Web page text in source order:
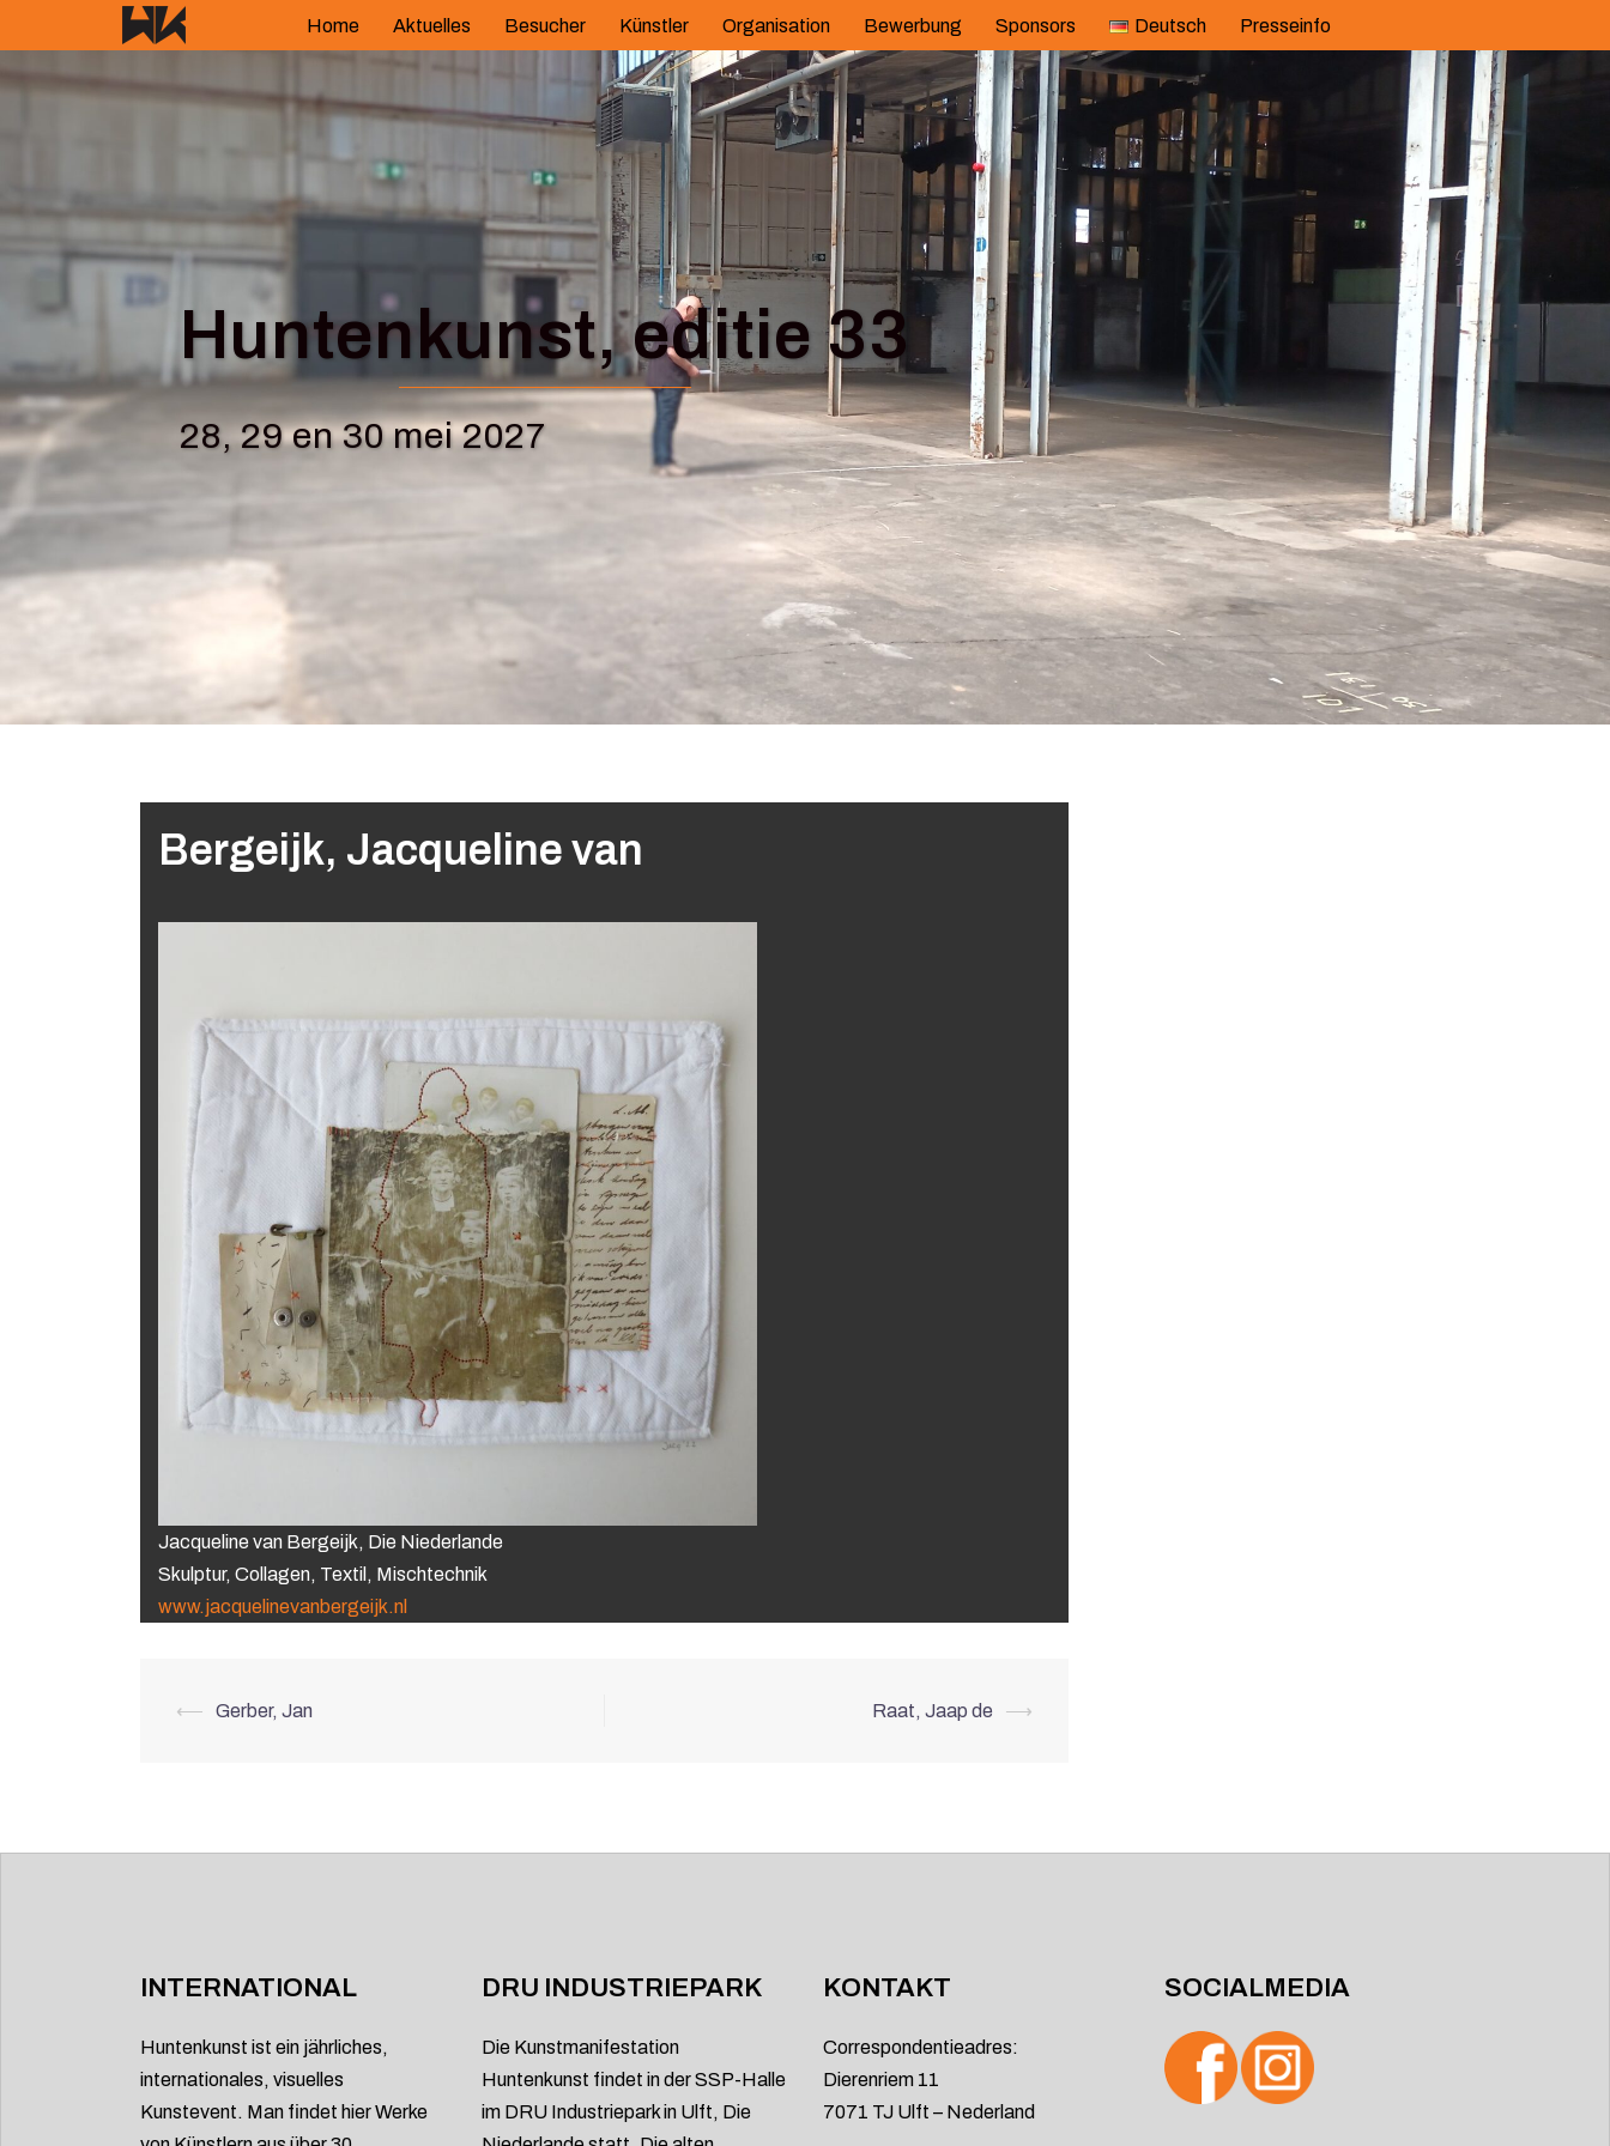
zum
Home Aktuelles Besucher Künstler Organisation Bewerbung Sponsors Deutsch Presseinfo
Huntenkunst, editie 33
28, 29 en 30 mei 2027
Bergeijk, Jacqueline van
Jacqueline van Bergeijk, Die Niederlande
Skulptur, Collagen, Textil, Mischtechnik
www.jacquelinevanbergeijk.nl
Beitrags-
⟵ Gerber, Jan Raat, Jaap de ⟶
INTERNATIONAL
Huntenkunst ist ein jährliches,
internationales, visuelles
Kunstevent. Man findet hier Werke
DRU INDUSTRIEPARK
Die Kunstmanifestation
Huntenkunst findet in der SSP-Halle
im DRU Industriepark in Ulft, Die
KONTAKT
Correspondentieadres:
Dierenriem 11
7071 TJ Ulft – Nederland
SOCIALMEDIA